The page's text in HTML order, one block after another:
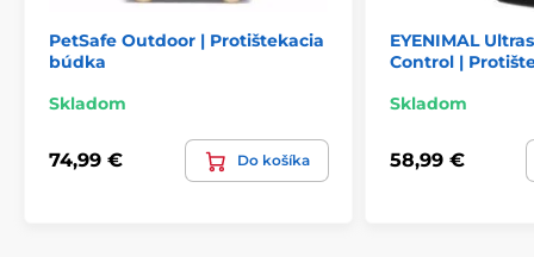
PetSafe Outdoor | Protištekacia
búdka
Skladom
74,99 € Do košíka
EYENIMAL
Control |
Skladom
58,99 €